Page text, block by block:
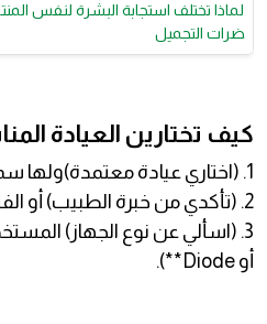
لماذا تختلف استجابة البشرة لنفس
ضرات التجميل
كيف تختارين العيادة
1. (اختاري عيادة معتمدة)ولها سمعة جيدة.
2. (تأكدي من خبرة الطبيب) أو الفني.
أو Diode**).